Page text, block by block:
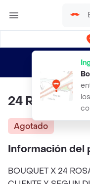
envíos
24 Rosas Por
Agotado
Información del
BOUQUET X 24